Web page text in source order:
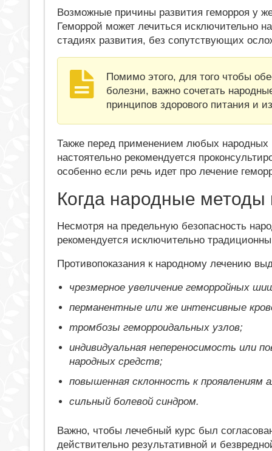
Возможные причины развития геморроя у
Геморрой может лечиться исключительно
стадиях развития, без сопутствующих
Помимо этого, для того чтобы
болезни, важно сочетать
принципов здорового питания и
Также перед применением любых народных
настоятельно рекомендуется
особенно если речь идет про лечение
Когда народные методы
Несмотря на предельную безопасность
рекомендуется исключительно
Противопоказания к народному лечению
чрезмерное увеличение геморройных
перманентные или же интенсивные
тромбозы геморроидальных узлов;
индивидуальная непереносимость или
народных средств;
повышенная склонность к проявлениям
сильный болевой синдром.
Важно, чтобы лечебный курс был
действительно результативной и